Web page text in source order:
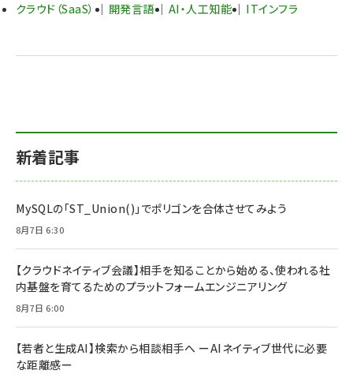
クラウド（SaaS） 開発言語 AI・人工知能 ITインフラ
新着記事
MySQLの「ST_Union()」でポリゴンを合体させてみよう
8月7日 6:30
【クラウドネイティブ会議】相手を知ることから始める、使われる社
内基盤を育てるためのプラットフォームエンジニアリング
8月7日 6:00
【若者と生成AI】検索から相談相手へ ーAIネイティブ世代に必要
な距離感ー